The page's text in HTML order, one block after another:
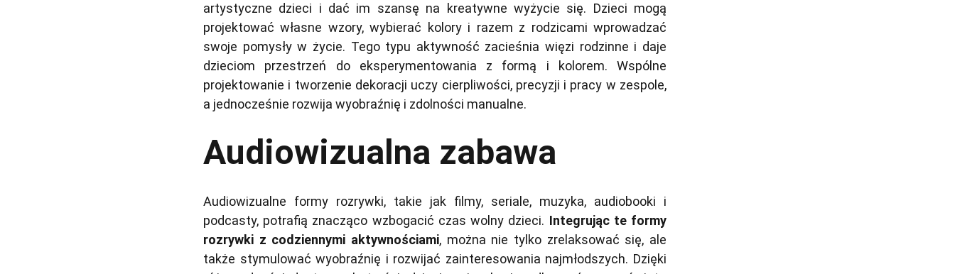
artystyczne dzieci i dać im szansę na kreatywne wyżycie się. Dzieci mogą
projektować własne wzory, wybierać kolory i razem z rodzicami wprowadzać
swoje pomysły w życie. Tego typu aktywność zacieśnia więzi rodzinne i daje
dzieciom przestrzeń do eksperymentowania z formą i kolorem. Wspólne
projektowanie i tworzenie dekoracji uczy cierpliwości, precyzji i pracy w zespole,
a jednocześnie rozwija wyobraźnię i zdolności manualne.
Audiowizualna zabawa
Audiowizualne formy rozrywki, takie jak filmy, seriale, muzyka, audiobooki i
podcasty, potrafią znacząco wzbogacić czas wolny dzieci. Integrując te formy
rozrywki z codziennymi aktywnościami, można nie tylko zrelaksować się, ale
także stymulować wyobraźnię i rozwijać zainteresowania najmłodszych. Dzięki